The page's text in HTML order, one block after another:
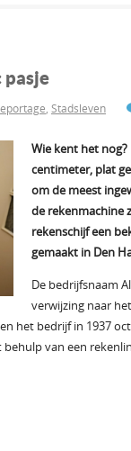
pasje
, Stadsleven
Wie kent het
centimeter, plat
om de meest
de rekenmachine
rekenschijf een
gemaakt in Den
De bedrijfsnaam
verwijzing naar
het bedrijf in 1937
van een